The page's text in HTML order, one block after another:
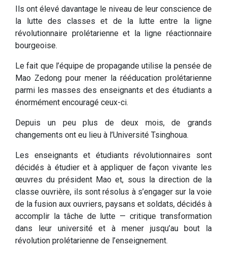
Ils ont élevé davantage le niveau de leur conscience de
la lutte des classes et de la lutte entre la ligne
révolutionnaire prolétarienne et la ligne réactionnaire
bourgeoise.
Le fait que l’équipe de propagande utilise la pensée de
Mao Zedong pour mener la rééducation prolétarienne
parmi les masses des enseignants et des étudiants a
énormément encouragé ceux-ci.
Depuis un peu plus de deux mois, de grands
changements ont eu lieu à l’Université Tsinghoua.
Les enseignants et étudiants révolutionnaires sont
décidés à étudier et à appliquer de façon vivante les
œuvres du président Mao et, sous la direction de la
classe ouvrière, ils sont résolus à s’engager sur la voie
de la fusion aux ouvriers, paysans et soldats, décidés à
accomplir la tâche de lutte — critique transformation
dans leur université et à mener jusqu’au bout la
révolution prolétarienne de l’enseignement.